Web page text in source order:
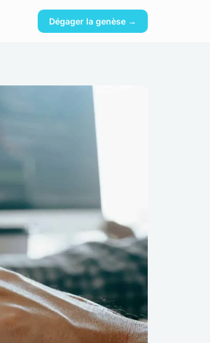
Dégager la genèse →